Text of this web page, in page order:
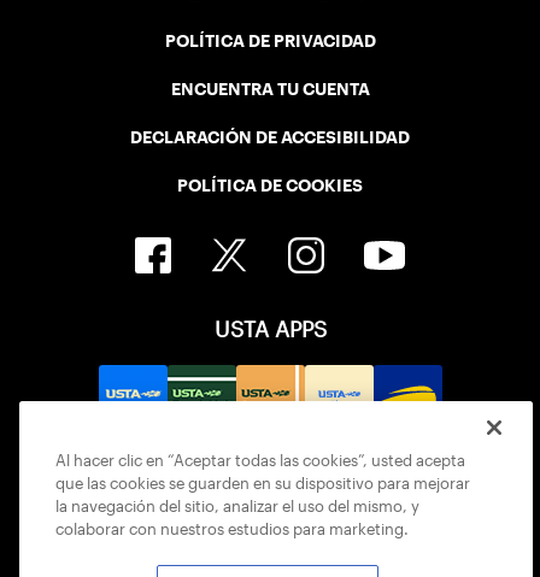
POLÍTICA DE PRIVACIDAD
ENCUENTRA TU CUENTA
DECLARACIÓN DE ACCESIBILIDAD
POLÍTICA DE COOKIES
USTA APPS
Al hacer clic en “Aceptar todas las cookies”, usted acepta
que las cookies se guarden en su dispositivo para mejorar
la navegación del sitio, analizar el uso del mismo, y
colaborar con nuestros estudios para marketing.